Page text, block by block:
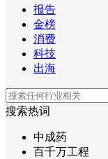
报告
金榜
消费
科技
出海
搜索热词
中成药
百千万工程